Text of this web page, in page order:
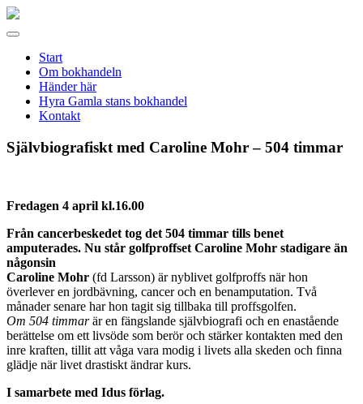
Gamla
Meny
Start
Om bokhandeln
Händer här
Hyra Gamla stans bokhandel
Kontakt
Självbiografiskt med Caroline Mohr – 504 timmar
Fredagen 4 april kl.16.00
Från cancerbeskedet tog det 504 timmar tills benet
amputerades. Nu står golfproffset Caroline Mohr stadigare än
någonsin
Caroline Mohr (fd Larsson) är nyblivet golfproffs när hon
överlever en jordbävning, cancer och en benamputation. Två
månader senare har hon tagit sig tillbaka till proffsgolfen.
Om 504 timmarär en fängslande självbiografi och en enastående
berättelse om ett livsöde som berör och stärker kontakten med den
inre kraften, tillit att våga vara modig i livets alla skeden och finna
glädje när livet drastiskt ändrar kurs.
I samarbete med Idus förlag.